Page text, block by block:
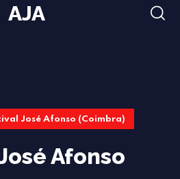
AJA
José Afonso (Coimbra)
Afonso